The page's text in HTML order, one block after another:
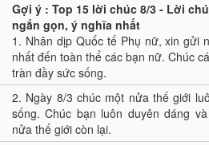
Gợi ý : Top 15 lời chúc 8/3 - Lời
ngắn gọn, ý nghĩa nhất
1. Nhân dịp Quốc tế Phụ nữ, xin gửi
nhất đến toàn thể các bạn nữ. Chúc
tràn đầy sức sống.
2. Ngày 8/3 chúc một nửa thế giới
sống. Chúc bạn luôn duyên dáng
nửa thế giới còn lại.